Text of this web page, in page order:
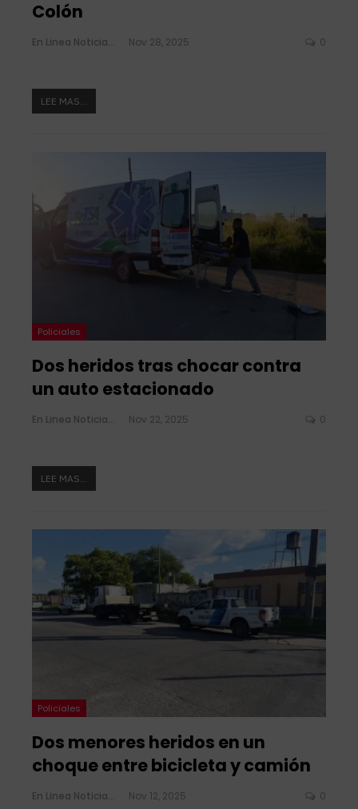
Colón
En Linea Noticias Nov 28, 2025 0
LEE MAS...
Policiales
Dos heridos tras chocar contra
un auto estacionado
En Linea Noticias Nov 22, 2025 0
LEE MAS...
Policiales
Dos menores heridos en un
choque entre bicicleta y camión
En Linea Noticias Nov 12, 2025 0